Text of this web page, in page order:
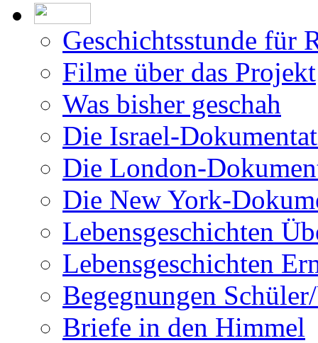
Geschichtsstunde für
Filme über das Projekt
Was bisher geschah
Die Israel-
Die London-
Die New York-
Lebensgeschichten
Lebensgeschichten
Begegnungen
Briefe in den Himmel